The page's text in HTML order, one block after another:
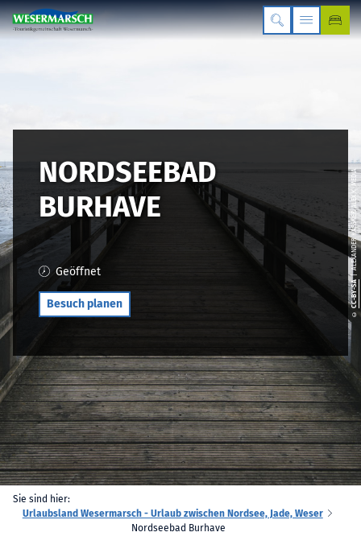
©
CC-BY-SA
| ALEXANDER KASSNER ALEX K. MEDIA
NORDSEEBAD
BURHAVE
Geöffnet
Besuch planen
Sie sind hier:
Urlaubsland Wesermarsch - Urlaub zwischen Nordsee, Jade, Weser
Nordseebad Burhave